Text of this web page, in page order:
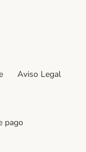
Aviso Legal
pago